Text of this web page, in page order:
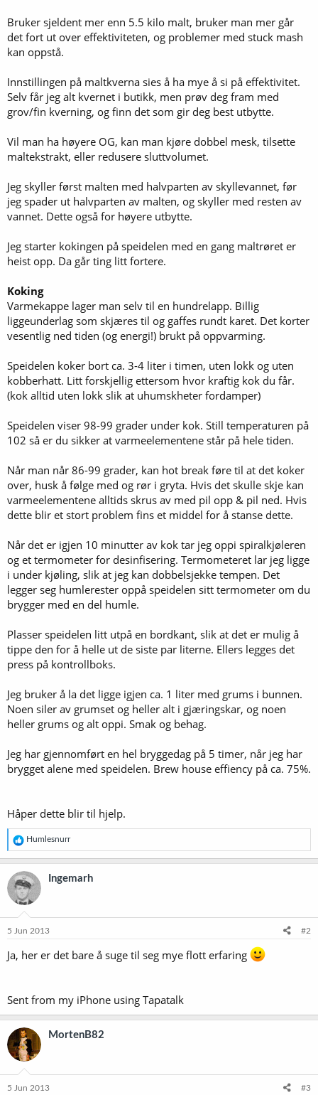
Bruker sjeldent mer enn 5.5 kilo malt, bruker man mer går
det fort ut over effektiviteten, og problemer med stuck mash
kan oppstå.
Innstillingen på maltkverna sies å ha mye å si på effektivitet.
Selv får jeg alt kvernet i butikk, men prøv deg fram med
grov/fin kverning, og finn det som gir deg best utbytte.
Vil man ha høyere OG, kan man kjøre dobbel mesk, tilsette
maltekstrakt, eller redusere sluttvolumet.
Jeg skyller først malten med halvparten av skyllevannet, før
jeg spader ut halvparten av malten, og skyller med resten av
vannet. Dette også for høyere utbytte.
Jeg starter kokingen på speidelen med en gang maltrøret er
heist opp. Da går ting litt fortere.
Koking
Varmekappe lager man selv til en hundrelapp. Billig
liggeunderlag som skjæres til og gaffes rundt karet. Det korter
vesentlig ned tiden (og energi!) brukt på oppvarming.
Speidelen koker bort ca. 3-4 liter i timen, uten lokk og uten
kobberhatt. Litt forskjellig ettersom hvor kraftig kok du får.
(kok alltid uten lokk slik at uhumskheter fordamper)
Speidelen viser 98-99 grader under kok. Still temperaturen på
102 så er du sikker at varmeelementene står på hele tiden.
Når man når 86-99 grader, kan hot break føre til at det koker
over, husk å følge med og rør i gryta. Hvis det skulle skje kan
varmeelementene alltids skrus av med pil opp & pil ned. Hvis
dette blir et stort problem fins et middel for å stanse dette.
Når det er igjen 10 minutter av kok tar jeg oppi spiralkjøleren
og et termometer for desinfisering. Termometeret lar jeg ligge
i under kjøling, slik at jeg kan dobbelsjekke tempen. Det
legger seg humlerester oppå speidelen sitt termometer om du
brygger med en del humle.
Plasser speidelen litt utpå en bordkant, slik at det er mulig å
tippe den for å helle ut de siste par literne. Ellers legges det
press på kontrollboks.
Jeg bruker å la det ligge igjen ca. 1 liter med grums i bunnen.
Noen siler av grumset og heller alt i gjæringskar, og noen
heller grums og alt oppi. Smak og behag.
Jeg har gjennomført en hel bryggedag på 5 timer, når jeg har
brygget alene med speidelen. Brew house effiency på ca. 75%.
Håper dette blir til hjelp.
R
e
a
k
s
j
o
e
:
Humlesnurr
Ingemarh
5 Jun 2013 #2
Ja, her er det bare å suge til seg mye flott erfaring
Sent from my iPhone using Tapatalk
MortenB82
5 Jun 2013 #3